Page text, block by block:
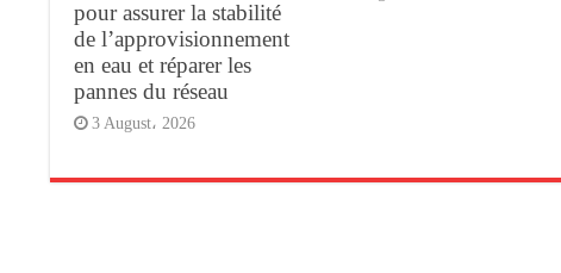
pour assurer la stabilité
de l’approvisionnement
en eau et réparer les
pannes du réseau
3 August، 2026